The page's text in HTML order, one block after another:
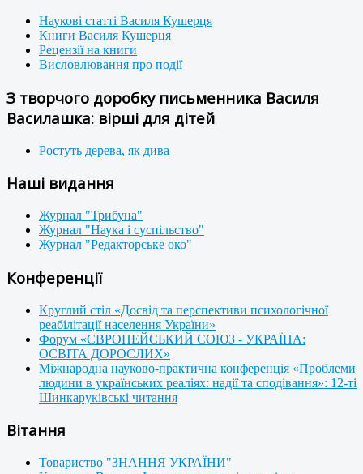
Наукові статті Василя Кушерця
Книги Василя Кушерця
Рецензії на книги
Висловлювання про події
З творчого доробку письменника Василя
Василашка: вірші для дітей
Ростуть дерева, як дива
Наші видання
Журнал "Трибуна"
Журнал "Наука і суспільство"
Журнал "Редакторське око"
Конференції
Круглий стіл «Досвід та перспективи психологічної
реабілітації населення України»
Форум «ЄВРОПЕЙСЬКИЙ СОЮЗ - УКРАЇНА:
ОСВІТА ДОРОСЛИХ»
Міжнародна науково-практична конференція «Проблеми
людини в українських реаліях: надії та сподівання»: 12-ті
Шинкаруківські читання
Вітання
Товариство "ЗНАННЯ УКРАЇНИ"